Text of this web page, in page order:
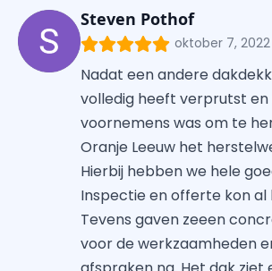
Steven Pothof
oktober 7, 2022
Nadat een andere
volledig heeft verprutst en
voornemens was om te
Oranje Leeuw het
Hierbij hebben we hele
Inspectie en offerte kon al
Tevens gaven zeeen
voor de werkzaamheden